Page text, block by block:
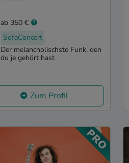
ab 350 €
SofaConcert
Der melancholischste Funk, den
du je gehört hast
Zum Profil